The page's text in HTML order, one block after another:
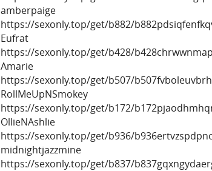
amberpaige
https://sexonly.top/get/b882/
Eufrat
https://sexonly.top/get/b428/
Amarie
https://sexonly.top/get/b507/
RollMeUpNSmokey
https://sexonly.top/get/b172/
OllieNAshlie
https://sexonly.top/get/b936/
midnightjazzmine
https://sexonly.top/get/b837/